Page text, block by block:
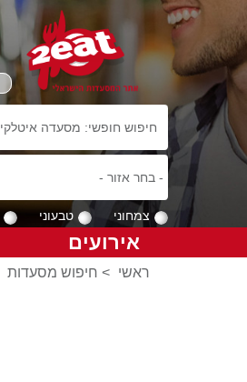
צמחוני טבעוני
אירועים
ראשי > חיפוש מסעדות